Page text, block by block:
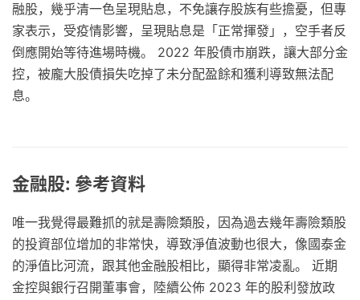
融股，幾乎清一色呈現貼息，不免讓存股族有些擔憂，但專
家表示，受疫情影響，呈現貼息是「正常揮發」，空手者反
倒應開始等待進場時機。 2022 年股債市崩跌，讓大部分金
控，被龐大股債損失吃掉了未分配盈餘和獲利導致無法配
息。
金融股: 參考資料
唯一我覺得最難抓的就是壽險類股，因為過去幾年壽險類股
的投資部位增加的非常快，導致淨值波動也很大，像國泰金
的淨值比河流，跟其他金融股相比，顯得非常凌亂。 近期
金控與銀行召開董事會，陸續公佈 2023 年的股利發放政